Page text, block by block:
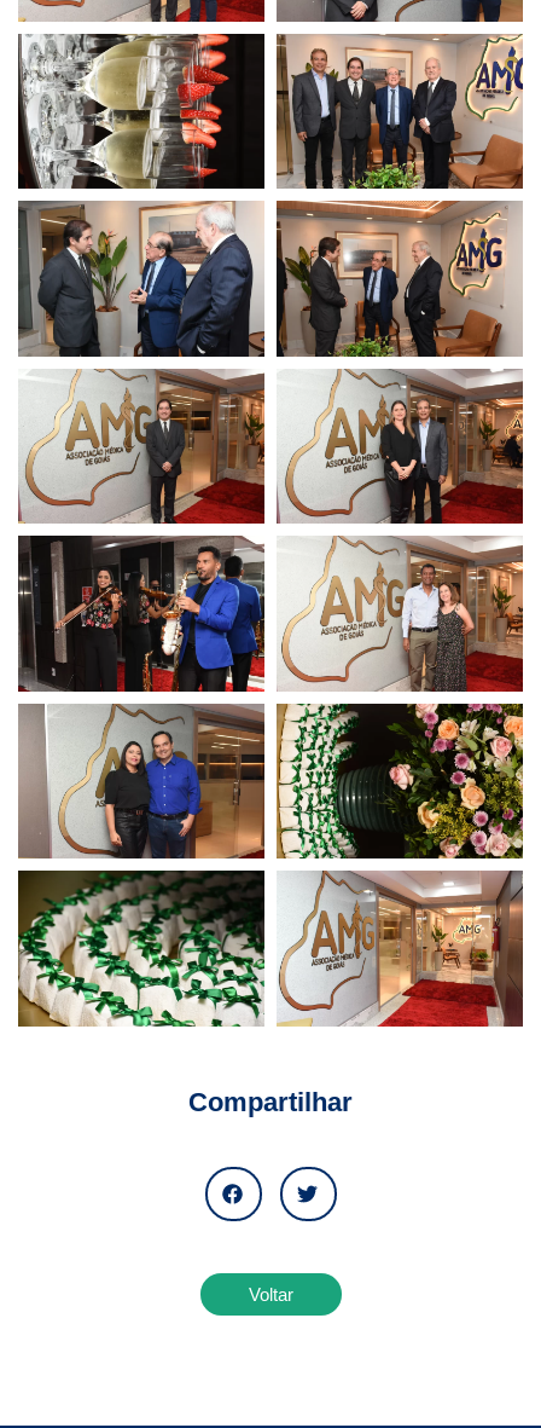
Compartilhar
Voltar